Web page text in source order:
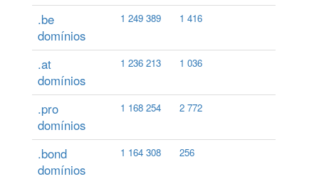
.be
domínios
1 249 389 1 416
.at
domínios
1 236 213 1 036
.pro
domínios
1 168 254 2 772
.bond
domínios
1 164 308 256